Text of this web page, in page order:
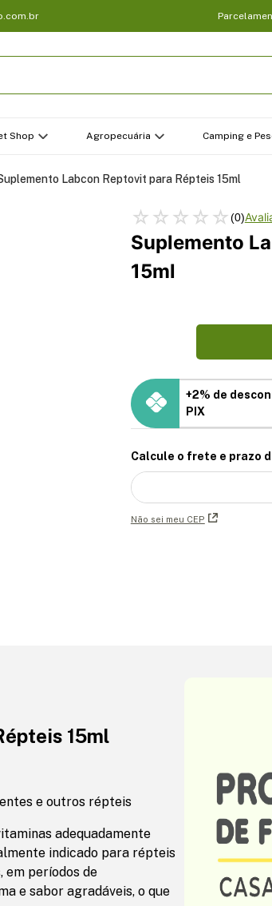
Shop Agropecuária Camping e
Labcon Reptovit para Répteis 15ml
☆ ☆ ☆ ☆ ☆(0)
Suplemento
15ml
+2% de
PIX
Calcule o frete e prazo
Não sei meu CEP
15ml
e outros répteis
adequadamente
indicado para répteis
em períodos de
e sabor agradáveis, o que